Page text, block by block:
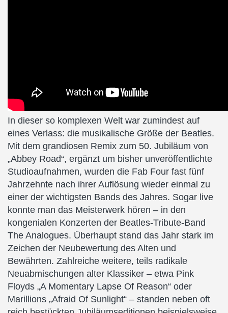
In dieser so komplexen Welt war zumindest auf
eines Verlass: die musikalische Größe der Beatles.
Mit dem grandiosen Remix zum 50. Jubiläum von
„Abbey Road“, ergänzt um bisher unveröffentlichte
Studioaufnahmen, wurden die Fab Four fast fünf
Jahrzehnte nach ihrer Auflösung wieder einmal zu
einer der wichtigsten Bands des Jahres. Sogar live
konnte man das Meisterwerk hören – in den
kongenialen Konzerten der Beatles-Tribute-Band
The Analogues. Überhaupt stand das Jahr stark im
Zeichen der Neubewertung des Alten und
Bewährten. Zahlreiche weitere, teils radikale
Neuabmischungen alter Klassiker – etwa Pink
Floyds „A Momentary Lapse Of Reason“ oder
Marillions „Afraid Of Sunlight“ – standen neben oft